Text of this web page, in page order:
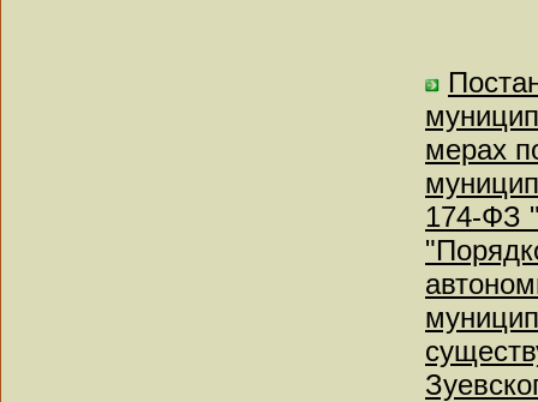
мерах
174-ФЗ